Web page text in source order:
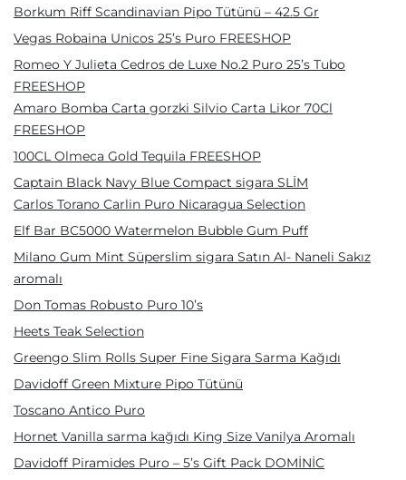
Borkum Riff Scandinavian Pipo Tütünü – 42.5 Gr
Vegas Robaina Unicos 25’s Puro FREESHOP
Romeo Y Julieta Cedros de Luxe No.2 Puro 25’s Tubo
FREESHOP
Amaro Bomba Carta gorzki Silvio Carta Likor 70Cl
FREESHOP
100CL Olmeca Gold Tequila FREESHOP
Captain Black Navy Blue Compact sigara SLİM
Carlos Torano Carlin Puro Nicaragua Selection
Elf Bar BC5000 Watermelon Bubble Gum Puff
Milano Gum Mint Süperslim sigara Satın Al- Naneli Sakız
aromalı
Don Tomas Robusto Puro 10’s
Heets Teak Selection
Greengo Slim Rolls Super Fine Sigara Sarma Kağıdı
Davidoff Green Mixture Pipo Tütünü
Toscano Antico Puro
Hornet Vanilla sarma kağıdı King Size Vanilya Aromalı
Davidoff Piramides Puro – 5’s Gift Pack DOMİNİC